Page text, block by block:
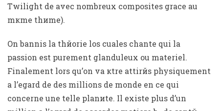
Twilight de avec nombreux composites grace au
mкme thиme).
On bannis la thйorie los cuales chante qui la
passion est purement glanduleux ou materiel.
Finalement lors qu’on va кtre attirйs physiquement
a l’egard de des millions de monde en ce qui
concerne une telle planиte. Il existe plus d’un